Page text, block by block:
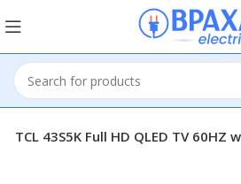
TCL 43S5K Full HD QLED TV 60HZ